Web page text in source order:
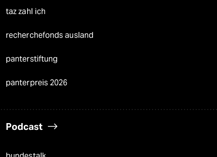
taz zahl ich
recherchefonds ausland
panterstiftung
panterpreis 2026
Podcast